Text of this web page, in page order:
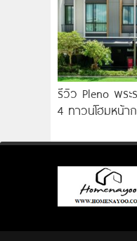
รีวิว Pleno พระ
4 ทาวน์โฮมหน้า